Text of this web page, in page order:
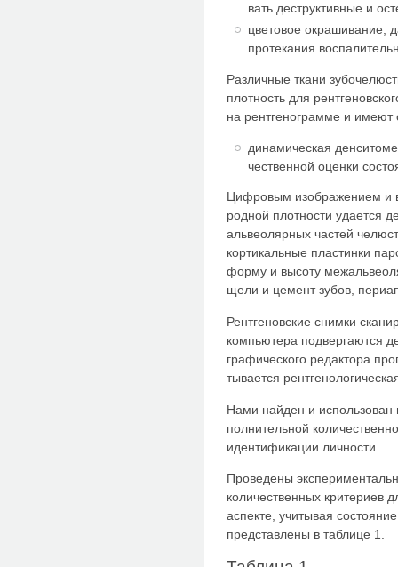
вать деструктивные и
цветовое окрашивание,
протекания
Различные ткани
плотность для
на рентгенограмме и имеют
динамическая
чественной оценки
Цифровым изображением и
родной плотности удается
альвеолярных частей
кортикальные пластинки
форму и высоту
щели и цемент зубов,
Рентгеновские снимки
компьютера подвергаются
графического редактора
тывается
Нами найден и
полнительной
иден­тификации личности.
Проведены
количественных критериев
ас­пекте, учитывая
пред­ставлены в таблице 1.